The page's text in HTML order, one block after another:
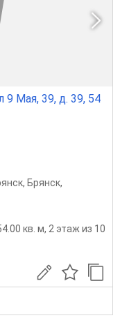
Мая, 39, д. 39, 54
, Брянск,
кв. м, 2 этаж из 10